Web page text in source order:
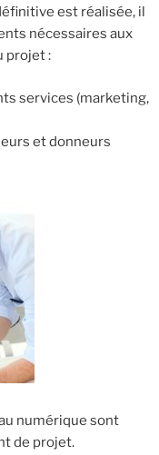
est réalisée, il
nécessaires aux
projet :
services (marketing,
et donneurs
numérique sont
de projet.